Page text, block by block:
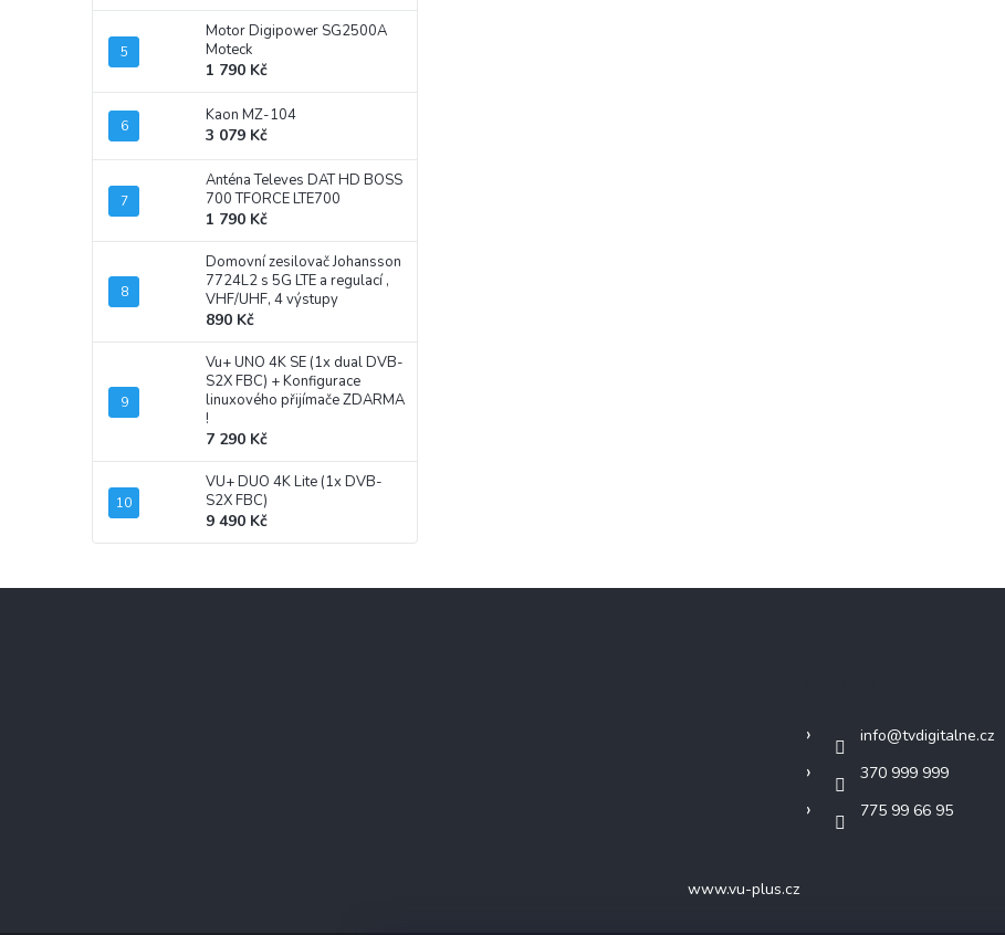
Motor Digipower SG2500A
Moteck
1 790 Kč
Kaon MZ-104
3 079 Kč
Anténa Televes DAT HD BOSS
700 TFORCE LTE700
1 790 Kč
Domovní zesilovač Johansson
7724L2 s 5G LTE a regulací ,
VHF/UHF, 4 výstupy
890 Kč
Vu+ UNO 4K SE (1x dual DVB-
S2X FBC) + Konfigurace
linuxového přijímače ZDARMA
!
7 290 Kč
VU+ DUO 4K Lite (1x DVB-
S2X FBC)
9 490 Kč
info@tvdigitalne.cz
370 999 999
775 99 66 95
www.vu-plus.cz